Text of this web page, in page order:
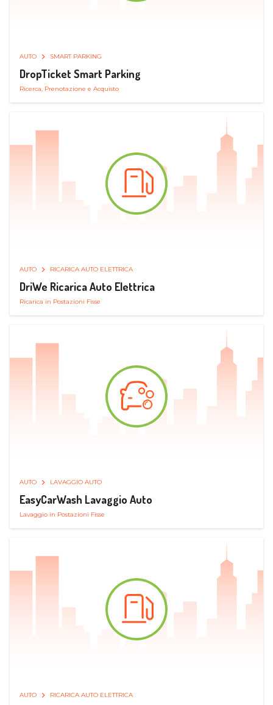
AUTO SMART PARKING
DropTicket Smart Parking
Ricerca, Prenotazione e Acquisto
AUTO RICARICA AUTO ELETTRICA
DriWe Ricarica Auto Elettrica
Ricarica in Postazioni Fisse
AUTO LAVAGGIO AUTO
EasyCarWash Lavaggio Auto
Lavaggio in Postazioni Fisse
AUTO RICARICA AUTO ELETTRICA